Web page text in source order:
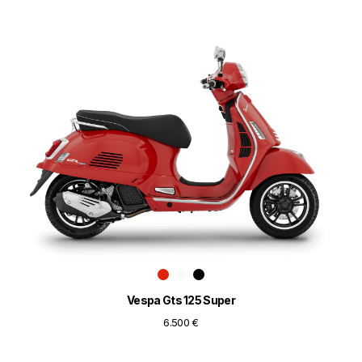
Vespa Gts 125 Super
6.500 €